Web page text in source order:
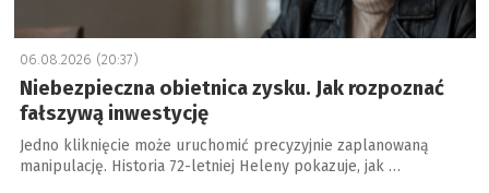
06.08.2026 (20:37)
Niebezpieczna obietnica zysku. Jak rozpoznać
fałszywą inwestycję
Jedno kliknięcie może uruchomić precyzyjnie zaplanowaną
manipulację. Historia 72-letniej Heleny pokazuje, jak …